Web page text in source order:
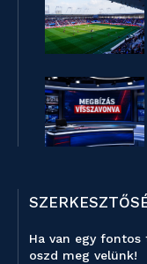
Ha van egy
oszd meg velünk!